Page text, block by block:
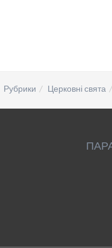
Рубрики Церковні свята